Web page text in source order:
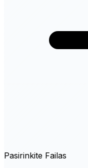
Pasirinkite Failas